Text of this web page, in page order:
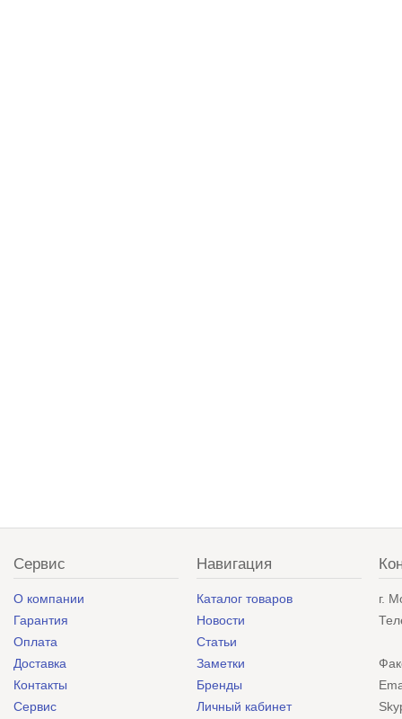
Сервис
О компании
Гарантия
Оплата
Доставка
Контакты
Сервис
Навигация
Каталог товаров
Новости
Статьи
Заметки
Бренды
Личный кабинет
г.